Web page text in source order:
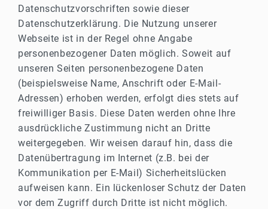
Datenschutzvorschriften sowie dieser
Datenschutzerklärung. Die Nutzung unserer
Webseite ist in der Regel ohne Angabe
personenbezogener Daten möglich. Soweit auf
unseren Seiten personenbezogene Daten
(beispielsweise Name, Anschrift oder E-Mail-
Adressen) erhoben werden, erfolgt dies stets auf
freiwilliger Basis. Diese Daten werden ohne Ihre
ausdrückliche Zustimmung nicht an Dritte
weitergegeben. Wir weisen darauf hin, dass die
Datenübertragung im Internet (z.B. bei der
Kommunikation per E-Mail) Sicherheitslücken
aufweisen kann. Ein lückenloser Schutz der Daten
vor dem Zugriff durch Dritte ist nicht möglich.